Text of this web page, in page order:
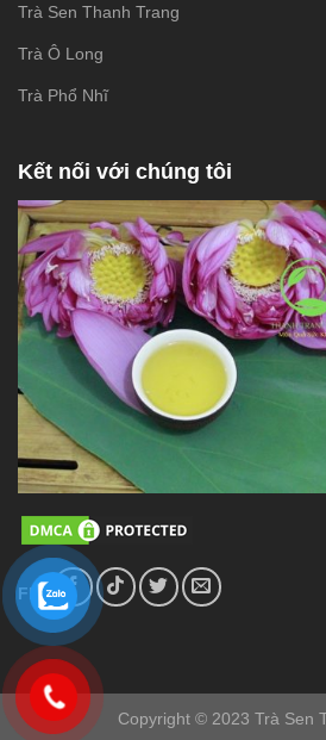
Trà Sen Thanh Trang
Trà Ô Long
Trà Phổ Nhĩ
Kết nối với chúng tôi
FL
Copyright © 2023 Trà Sen